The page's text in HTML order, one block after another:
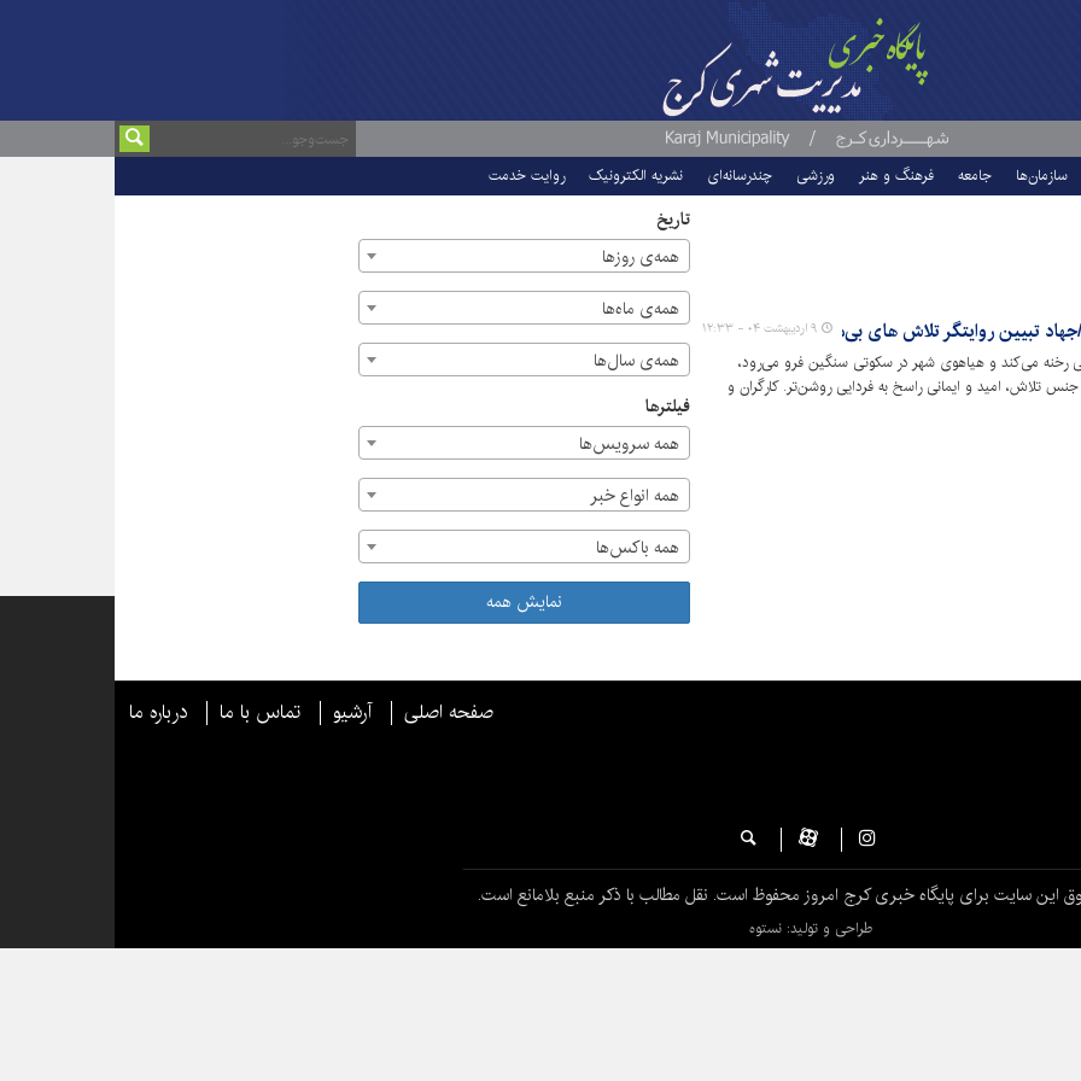
سازمان‌ها جامعه فرهنگ و هنر ورزشی چندرسانه‌ای نشریه الکترونیک روایت خدمت
تبیین روایتگر تلاش های بی‌منت
رخنه می‌کند و هیاهوی شهر در سکوتی سنگین فرو می‌رود،
تلاش، امید و ایمانی راسخ به فردایی روشن‌تر. کارگران و
۹ اردیبهشت ۰۴ - ۱۲:۳۳
تاریخ
همه‌ی روزها
همه‌ی ماه‌ها
همه‌ی سال‌ها
فیلترها
همه سرویس‌ها
همه انواع خبر
همه باکس‌ها
نمایش همه
صفحه اصلی آرشیو تماس با ما درباره ما
این سایت برای پایگاه خبری کرج امروز محفوظ است. نقل مطالب با ذکر منبع بلامانع است.
طراحی و تولید: نستوه